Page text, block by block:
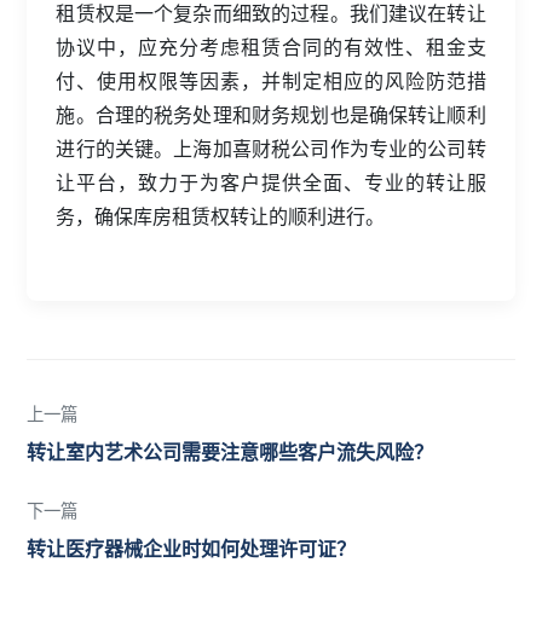
租赁权是一个复杂而细致的过程。我们建议在转让
协议中，应充分考虑租赁合同的有效性、租金支
付、使用权限等因素，并制定相应的风险防范措
施。合理的税务处理和财务规划也是确保转让顺利
进行的关键。上海加喜财税公司作为专业的公司转
让平台，致力于为客户提供全面、专业的转让服
务，确保库房租赁权转让的顺利进行。
上一篇
转让室内艺术公司需要注意哪些客户流失风险？
下一篇
转让医疗器械企业时如何处理许可证？